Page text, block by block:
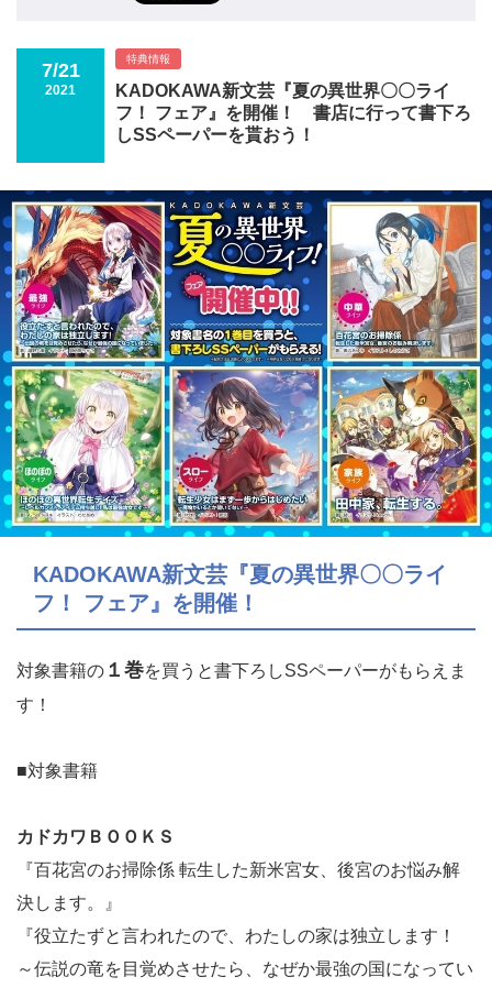
7/21
2021
特典情報
KADOKAWA新文芸『夏の異世界〇〇ライ
フ！ フェア』を開催！ 書店に行って書下ろ
しSSペーパーを貰おう！
KADOKAWA新文芸『夏の異世界〇〇ライ
フ！ フェア』を開催！
対象書籍の １巻を買うと書下ろしSSペーパーがもらえま
す！
■対象書籍
カドカワＢＯＯＫＳ
『百花宮のお掃除係 転生した新米宮女、後宮のお悩み解
決します。』
『役立たずと言われたので、わたしの家は独立します！
～伝説の竜を目覚めさせたら、なぜか最強の国になってい